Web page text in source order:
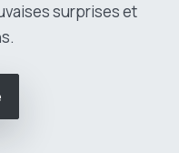
surprises et